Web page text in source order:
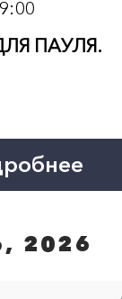
2026
27
Сац